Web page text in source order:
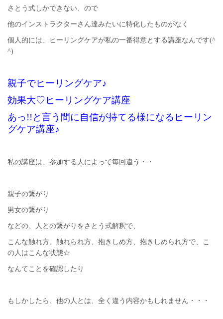
さとう式しかできない、ので
他のインストラクターさん達みたいに特化したものがなく
個人的には、ヒーリングケアが私の一番得意とする講座なんです(^
^)
親子でヒーリングケア♪
効果大♡ヒーリングケア講座
あっ!!と言う間に自信が持てる様になるヒーリン
グケア講座♪
私の講座は、参加する人によって毎回違う・・
親子の繋がり
男女の繋がり
などの、人との繋がりをさとう式解釈で、
こんな触れ方、触れられ方、抱きしめ方、抱きしめられ方で、こ
の人はこんな状態☆
なんてことを確認したり
もしかしたら、他の人とは、全く違う内容かもしれません・・・